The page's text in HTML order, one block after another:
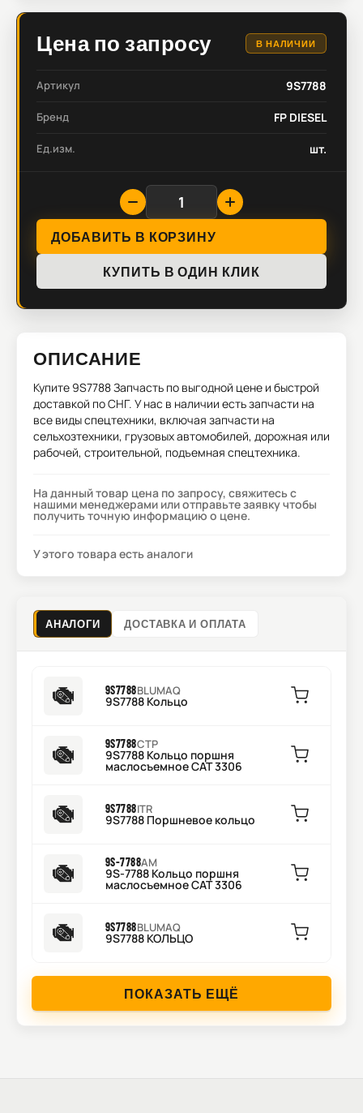
Цена по запросу В НАЛИЧИИ
Артикул 9S7788
Бренд FP DIESEL
Ед.изм. шт.
ДОБАВИТЬ В КОРЗИНУ
КУПИТЬ В ОДИН КЛИК
ОПИСАНИЕ
Купите 9S7788 Запчасть по выгодной цене и быстрой
доставкой по СНГ. У нас в наличии есть запчасти на
все виды спецтехники, включая запчасти на
сельхозтехники, грузовых автомобилей, дорожная или
рабочей, строительной, подъемная спецтехника.
На данный товар цена по запросу, свяжитесь с
нашими менеджерами или отправьте заявку чтобы
получить точную информацию о цене.
У этого товара есть аналоги
АНАЛОГИ ДОСТАВКА И ОПЛАТА
9S7788BLUMAQ
9S7788 Кольцо
9S7788CTP
9S7788 Кольцо поршня
маслосъемное CAT 3306
9S7788ITR
9S7788 Поршневое кольцо
9S-7788AM
9S-7788 Кольцо поршня
маслосъемное CAT 3306
9S7788BLUMAQ
9S7788 КОЛЬЦО
ПОКАЗАТЬ ЕЩЁ